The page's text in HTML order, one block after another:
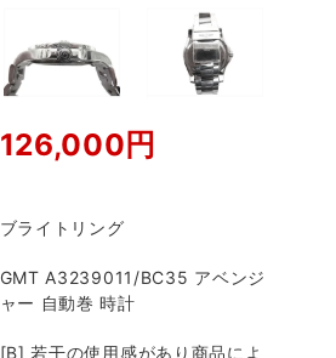
126,000円
ブライトリング
GMT A3239011/BC35 アベンジ
ャー 自動巻 時計
[B] 若干の使用感があり商品によ